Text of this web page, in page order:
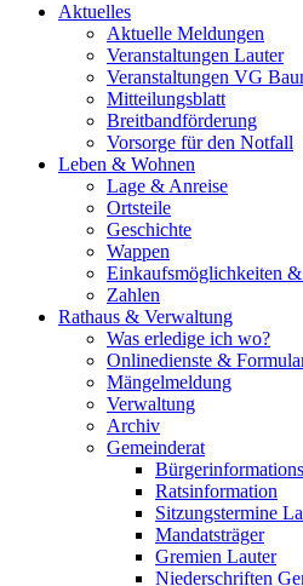
Aktuelles
Aktuelle Meldungen
Veranstaltungen Lauter
Veranstaltungen VG
Mitteilungsblatt
Breitbandförderung
Vorsorge für den Notfall
Leben & Wohnen
Lage & Anreise
Ortsteile
Geschichte
Wappen
Einkaufsmöglichkeiten
Zahlen
Rathaus & Verwaltung
Was erledige ich wo?
Onlinedienste &
Mängelmeldung
Verwaltung
Archiv
Gemeinderat
Ratsinformation
Sitzungstermine
Mandatsträger
Gremien Lauter
Niederschriften